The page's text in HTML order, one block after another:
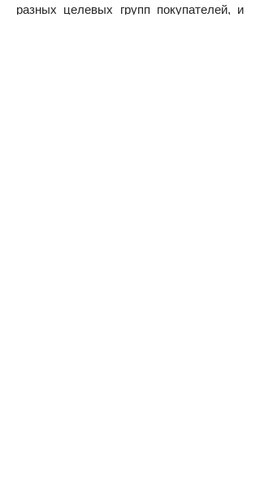
разных целевых групп покупателей, и